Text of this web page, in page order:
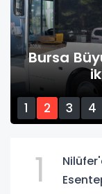
Bursa
1 2 3 4
1